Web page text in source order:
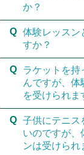
か？
Q 体験レッスン
すか？
Q
ラケットを持
んですが、体
を受けられま
Q 子供にテニス
いのですが、
ンは受けられ